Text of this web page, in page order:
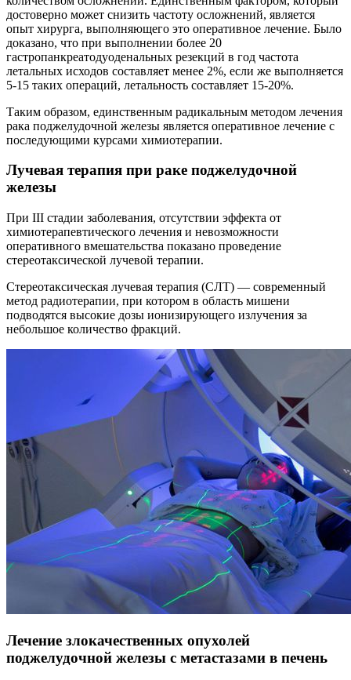
достоверно может снизить частоту осложнений, является
опыт хирурга, выполняющего это оперативное лечение. Было
доказано, что при выполнении более 20
гастропанкреатодуоденальных резекций в год частота
летальных исходов составляет менее 2%, если же выполняется
5-15 таких операций, летальность составляет 15-20%.
Таким образом, единственным радикальным методом лечения
рака поджелудочной железы является оперативное лечение с
последующими курсами химиотерапии.
Лучевая терапия при раке поджелудочной
железы
При III стадии заболевания, отсутствии эффекта от
химиотерапевтического лечения и невозможности
оперативного вмешательства показано проведение
стереотаксической лучевой терапии.
Стереотаксическая лучевая терапия (СЛТ) — современный
метод радиотерапии, при котором в область мишени
подводятся высокие дозы ионизирующего излучения за
небольшое количество фракций.
Лечение злокачественных опухолей
поджелудочной железы с метастазами в печень